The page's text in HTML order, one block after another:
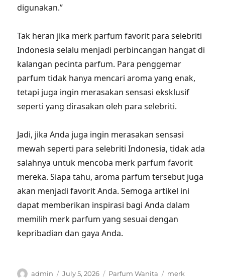
digunakan.”
Tak heran jika merk parfum favorit para selebriti
Indonesia selalu menjadi perbincangan hangat di
kalangan pecinta parfum. Para penggemar
parfum tidak hanya mencari aroma yang enak,
tetapi juga ingin merasakan sensasi eksklusif
seperti yang dirasakan oleh para selebriti.
Jadi, jika Anda juga ingin merasakan sensasi
mewah seperti para selebriti Indonesia, tidak ada
salahnya untuk mencoba merk parfum favorit
mereka. Siapa tahu, aroma parfum tersebut juga
akan menjadi favorit Anda. Semoga artikel ini
dapat memberikan inspirasi bagi Anda dalam
memilih merk parfum yang sesuai dengan
kepribadian dan gaya Anda.
Author
admin
Posted
July 5, 2026 Categories
Parfum Wanita Tags
merk